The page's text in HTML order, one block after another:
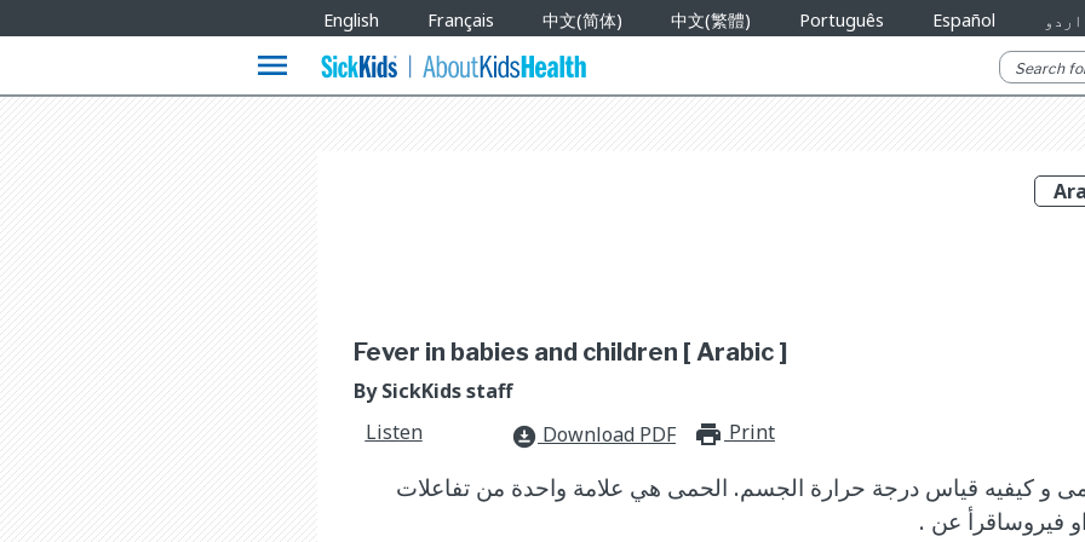
Languages
English Français 中文(简体) 中文(繁體) Português Español اردو
menu
Fever in babies and children [ Arabic ]
By SickKids staff
Listen
download_for_offline Download PDF print_for_offline
Print
و كيفيه قياس درجة حرارة الجسم. الحمى هي علامة واحدة من تفاعلات
فيروساقرأ عن .